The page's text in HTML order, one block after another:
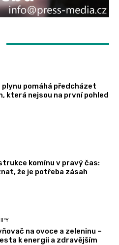
plynu pomáhá předcházet
která nejsou na první pohled
komínu v pravý čas:
že je potřeba zásah
na ovoce a zeleninu –
k energii a zdravějším